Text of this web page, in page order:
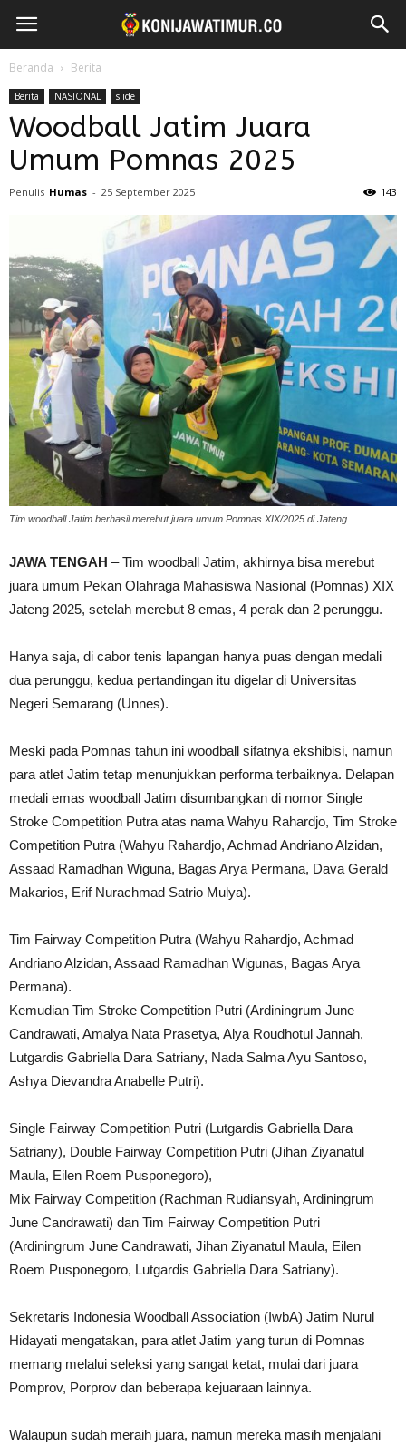
Beranda Berita
Berita NASIONAL slide
Woodball Jatim Juara
Umum Pomnas 2025
Penulis Humas - 25 September 2025 143
Tim woodball Jatim berhasil merebut juara umum Pomnas XIX/2025 di Jateng
JAWA TENGAH – Tim woodball Jatim, akhirnya bisa merebut
juara umum Pekan Olahraga Mahasiswa Nasional (Pomnas) XIX
Jateng 2025, setelah merebut 8 emas, 4 perak dan 2 perunggu.
Hanya saja, di cabor tenis lapangan hanya puas dengan medali
dua perunggu, kedua pertandingan itu digelar di Universitas
Negeri Semarang (Unnes).
Meski pada Pomnas tahun ini woodball sifatnya ekshibisi, namun
para atlet Jatim tetap menunjukkan performa terbaiknya. Delapan
medali emas woodball Jatim disumbangkan di nomor Single
Stroke Competition Putra atas nama Wahyu Rahardjo, Tim Stroke
Competition Putra (Wahyu Rahardjo, Achmad Andriano Alzidan,
Assaad Ramadhan Wiguna, Bagas Arya Permana, Dava Gerald
Makarios, Erif Nurachmad Satrio Mulya).
Tim Fairway Competition Putra (Wahyu Rahardjo, Achmad
Andriano Alzidan, Assaad Ramadhan Wigunas, Bagas Arya
Permana).
Kemudian Tim Stroke Competition Putri (Ardiningrum June
Candrawati, Amalya Nata Prasetya, Alya Roudhotul Jannah,
Lutgardis Gabriella Dara Satriany, Nada Salma Ayu Santoso,
Ashya Dievandra Anabelle Putri).
Single Fairway Competition Putri (Lutgardis Gabriella Dara
Satriany), Double Fairway Competition Putri (Jihan Ziyanatul
Maula, Eilen Roem Pusponegoro),
Mix Fairway Competition (Rachman Rudiansyah, Ardiningrum
June Candrawati) dan Tim Fairway Competition Putri
(Ardiningrum June Candrawati, Jihan Ziyanatul Maula, Eilen
Roem Pusponegoro, Lutgardis Gabriella Dara Satriany).
Sekretaris Indonesia Woodball Association (IwbA) Jatim Nurul
Hidayati mengatakan, para atlet Jatim yang turun di Pomnas
memang melalui seleksi yang sangat ketat, mulai dari juara
Pomprov, Porprov dan beberapa kejuaraan lainnya.
Walaupun sudah meraih juara, namun mereka masih menjalani